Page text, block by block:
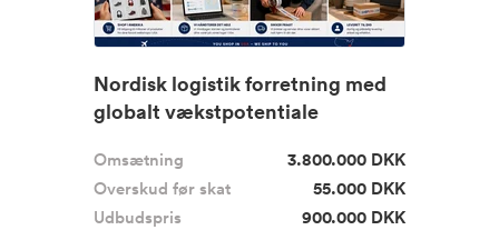
Nordisk logistik forretning med
globalt vækstpotentiale
Omsætning
3.800.000 DKK
Overskud før skat
55.000 DKK
Udbudspris
900.000 DKK